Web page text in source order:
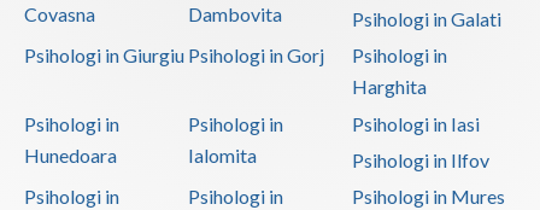
Covasna
Dambovita
Psihologi in Galati
Psihologi in Giurgiu Psihologi in Gorj
Psihologi in
Harghita
Psihologi in
Hunedoara
Psihologi in
Ialomita
Psihologi in Iasi
Psihologi in Ilfov
Psihologi in
Psihologi in
Psihologi in Mures